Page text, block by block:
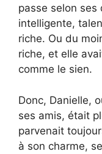
passe selon ses
intelligente,
riche. Ou du
riche, et elle
comme le sien.
Donc, Danielle,
ses amis, était
parvenait
à son charme,